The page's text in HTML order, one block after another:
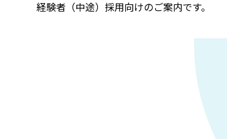
経験者（中途）採用向けのご案内です。